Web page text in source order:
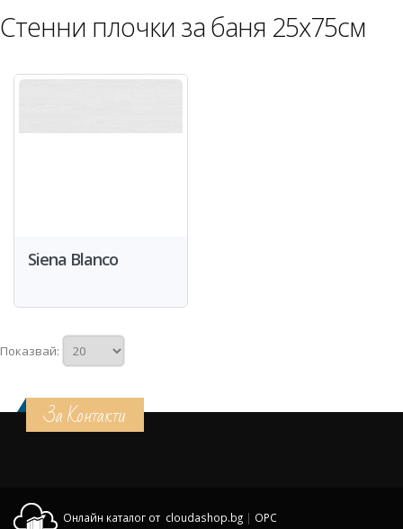
Стенни плочки за баня 25x75см
Siena Blanco
Показвай:
За Контакти
Онлайн каталог от cloudashop.bg | OPC